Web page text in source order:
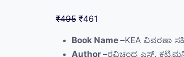
₹495 ₹461
Book Name –KEA ವಿವರಣಾ
Author –ರವಿಚಂದ್ರ ಎಸ್.